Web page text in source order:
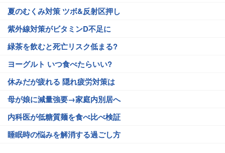
夏のむくみ対策 ツボ&反射区押し
紫外線対策がビタミンD不足に
緑茶を飲むと死亡リスク低まる?
ヨーグルト いつ食べたらいい?
休みだが疲れる 隠れ疲労対策は
母が娘に減量強要→家庭内別居へ
内科医が低糖質麺を食べ比べ検証
睡眠時の悩みを解消する過ごし方